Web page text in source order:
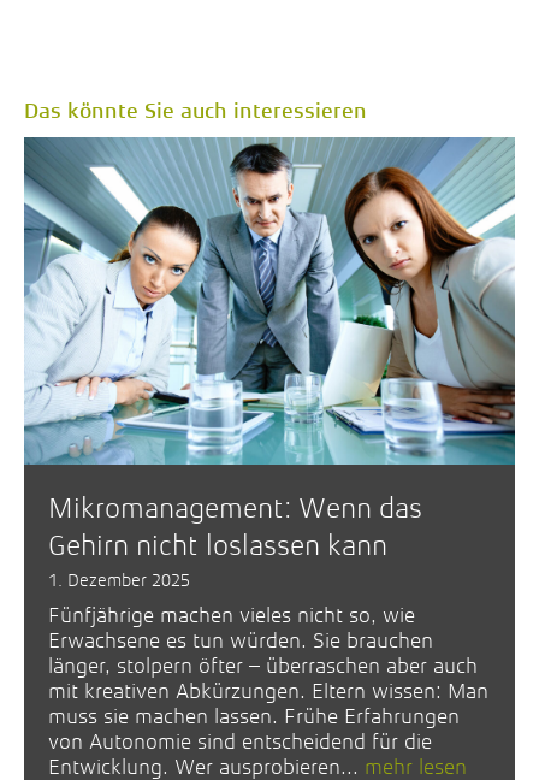
Das könnte Sie auch interessieren
Mikromanagement: Wenn das
Gehirn nicht loslassen kann
1. Dezember 2025
Fünfjährige machen vieles nicht so, wie
Erwachsene es tun würden. Sie brauchen
länger, stolpern öfter – überraschen aber auch
mit kreativen Abkürzungen. Eltern wissen: Man
muss sie machen lassen. Frühe Erfahrungen
von Autonomie sind entscheidend für die
Entwicklung. Wer ausprobieren... mehr lesen